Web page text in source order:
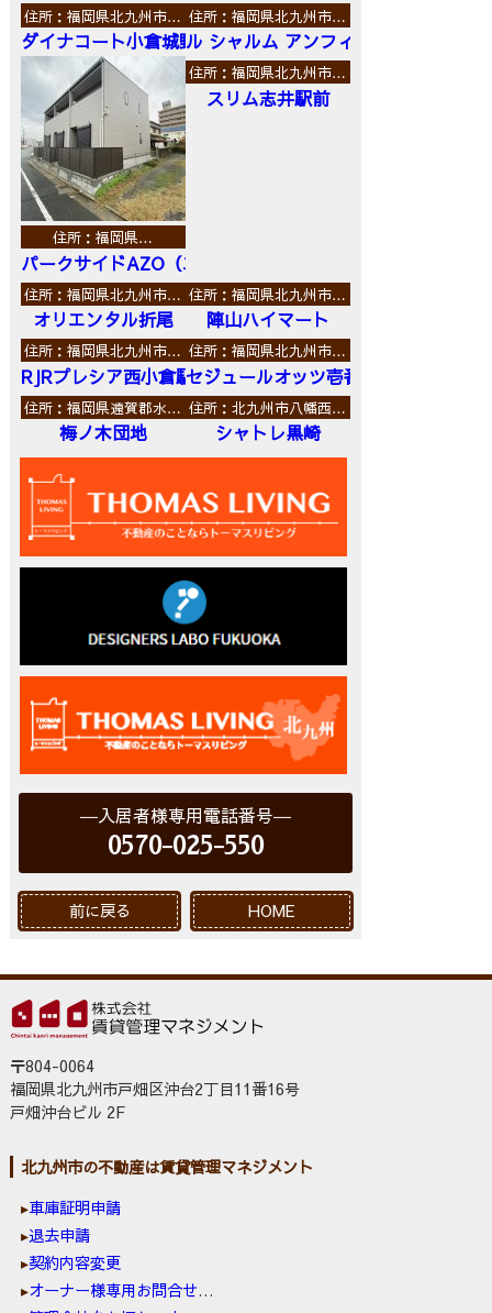
住所：福岡県北九州市…
ダイナコート小倉城野
住所：福岡県北九州市…
ル シャルム アンフィニ
住所：福岡県…
パークサイドAZO（エーゼットオー）
住所：福岡県北九州市…
スリム志井駅前
住所：福岡県北九州市…
オリエンタル折尾
住所：福岡県北九州市…
陣山ハイマート
住所：福岡県北九州市…
RJRプレシア西小倉駅前
住所：福岡県北九州市…
セジュールオッツ壱番館
住所：福岡県遠賀郡水…
梅ノ木団地
住所：北九州市八幡西…
シャトレ黒崎
入居者様専用電話番号
0570-025-550
前に戻る HOME
〒804-0064
福岡県北九州市戸畑区沖台2丁目11番16号
戸畑沖台ビル 2F
北九州市の不動産は賃貸管理マネジメント
車庫証明申請
退去申請
契約内容変更
オーナー様専用お問合せ窓口